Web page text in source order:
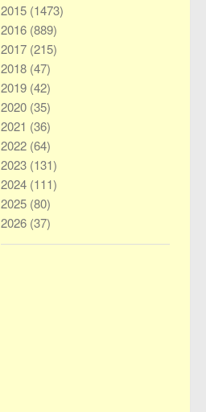
2015 (1473)
2016 (889)
2017 (215)
2018 (47)
2019 (42)
2020 (35)
2021 (36)
2022 (64)
2023 (131)
2024 (111)
2025 (80)
2026 (37)